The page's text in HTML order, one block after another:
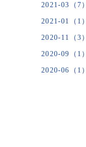
2021-03（7）
2021-01（1）
2020-11（3）
2020-09（1）
2020-06（1）